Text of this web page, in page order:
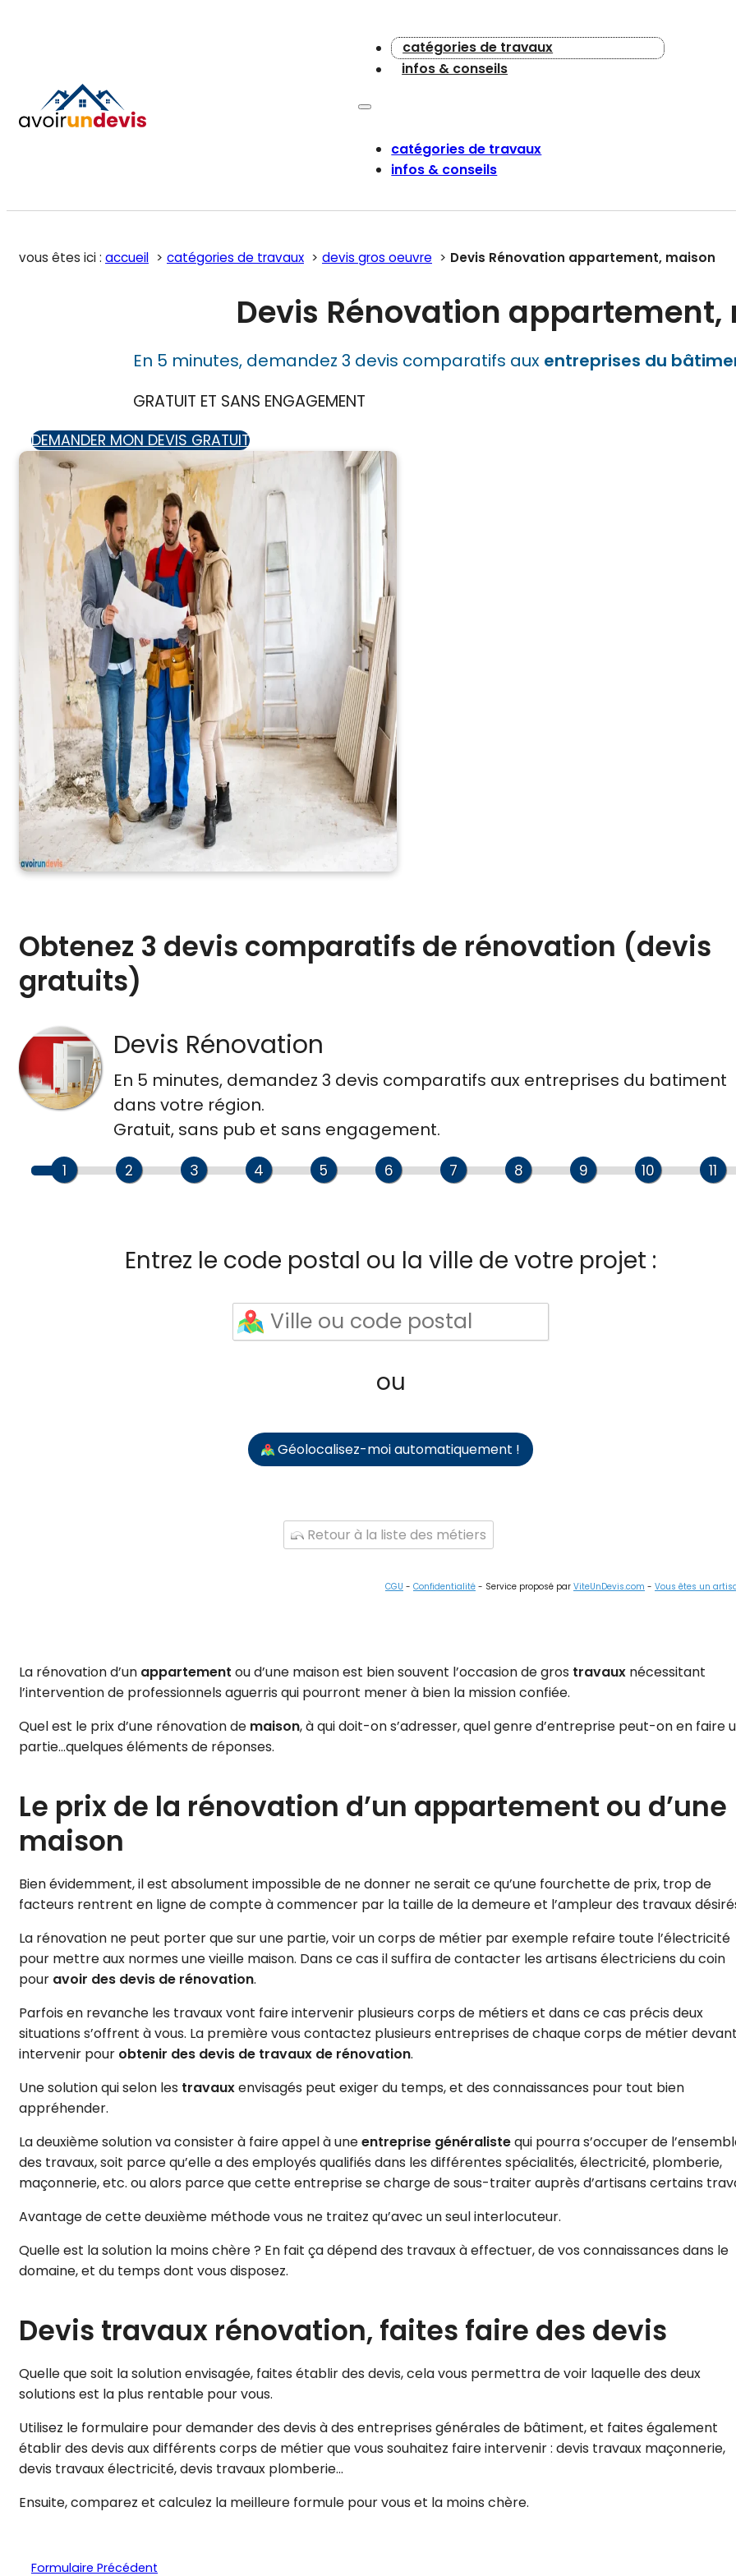
catégories de travaux
infos & conseils
catégories de travaux
infos & conseils
vous êtes ici : accueil catégories de travaux devis gros oeuvre Devis Rénovation appartement, maison
Devis Rénovation appartement,
En 5 minutes, demandez 3 devis comparatifs aux entreprises du
GRATUIT ET SANS ENGAGEMENT
DEMANDER MON DEVIS GRATUIT
Obtenez 3 devis comparatifs de rénovation (devis
gratuits)
Devis Rénovation
En 5 minutes, demandez 3 devis comparatifs aux entreprises du batiment
dans votre région.
Gratuit, sans pub et sans engagement.
1 2 3 4 5 6 7 8 9 10 11
Entrez le code postal ou la ville de votre projet :
ou
Géolocalisez-moi automatiquement !
Retour à la liste des métiers
CGU - Confidentialité - Service proposé par ViteUnDevis.com - Vous êtes un
La rénovation d’un appartement ou d’une maison est bien souvent l’occasion de gros travaux nécessitant
l’intervention de professionnels aguerris qui pourront mener à bien la mission confiée.
Quel est le prix d’une rénovation de maison, à qui doit-on s’adresser, quel genre d’entreprise peut-on en faire
partie…quelques éléments de réponses.
Le prix de la rénovation d’un appartement ou d’une
maison
Bien évidemment, il est absolument impossible de ne donner ne serait ce qu’une fourchette de prix, trop de
facteurs rentrent en ligne de compte à commencer par la taille de la demeure et l’ampleur des travaux
La rénovation ne peut porter que sur une partie, voir un corps de métier par exemple refaire toute l’électricité
pour mettre aux normes une vieille maison. Dans ce cas il suffira de contacter les artisans électriciens du coin
pour avoir des devis de rénovation.
Parfois en revanche les travaux vont faire intervenir plusieurs corps de métiers et dans ce cas précis deux
situations s’offrent à vous. La première vous contactez plusieurs entreprises de chaque corps de métier devant
intervenir pour obtenir des devis de travaux de rénovation.
Une solution qui selon les travauxenvisagés peut exiger du temps, et des connaissances pour tout bien
appréhender.
La deuxième solution va consister à faire appel à uneentreprise généralistequi pourra s’occuper de
des travaux, soit parce qu’elle a des employés qualifiés dans les différentes spécialités, électricité, plomberie,
maçonnerie, etc. ou alors parce que cette entreprise se charge de sous-traiter auprès d’artisans certains
Avantage de cette deuxième méthode vous ne traitez qu’avec un seul interlocuteur.
Quelle est la solution la moins chère ? En fait ça dépend des travaux à effectuer, de vos connaissances dans le
domaine, et du temps dont vous disposez.
Devis travaux rénovation, faites faire des devis
Quelle que soit la solution envisagée, faites établir des devis, cela vous permettra de voir laquelle des deux
solutions est la plus rentable pour vous.
Utilisez le formulaire pour demander des devis à des entreprises générales de bâtiment, et faites également
établir des devis aux différents corps de métier que vous souhaitez faire intervenir : devis travaux maçonnerie,
devis travaux électricité, devis travaux plomberie…
Ensuite, comparez et calculez la meilleure formule pour vous et la moins chère.
Formulaire Précédent